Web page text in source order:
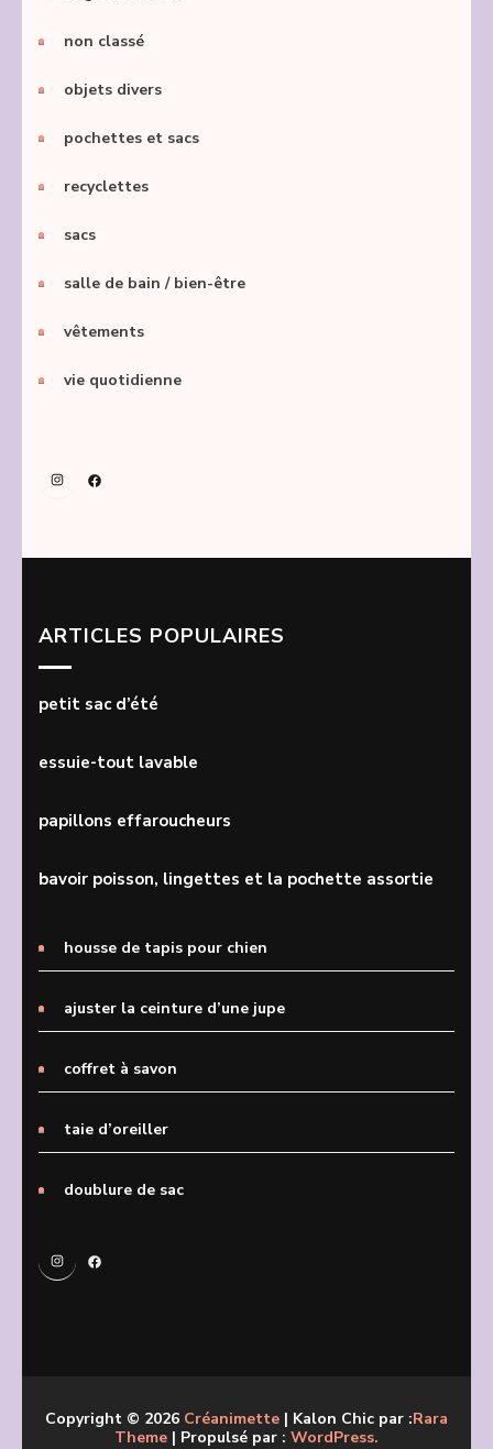
non classé
objets divers
pochettes et sacs
recyclettes
sacs
salle de bain / bien-être
vêtements
vie quotidienne
InstagramFacebook
ARTICLES POPULAIRES
petit sac d’été
essuie-tout lavable
papillons effaroucheurs
bavoir poisson, lingettes et la pochette assortie
housse de tapis pour chien
ajuster la ceinture d’une jupe
coffret à savon
taie d’oreiller
doublure de sac
InstagramFacebook
Copyright © 2026 Créanimette | Kalon Chic par :Rara
Theme | Propulsé par : WordPress.